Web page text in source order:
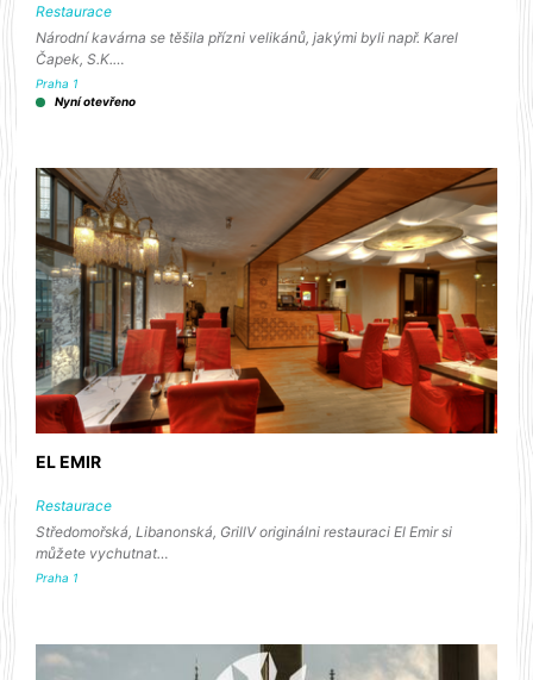
Restaurace
Národní kavárna se těšila přízni velikánů, jakými byli např. Karel
Čapek, S.K.…
Praha 1
Nyní otevřeno
EL EMIR
Restaurace
Středomořská, Libanonská, GrillV originálni restauraci El Emir si
můžete vychutnat…
Praha 1